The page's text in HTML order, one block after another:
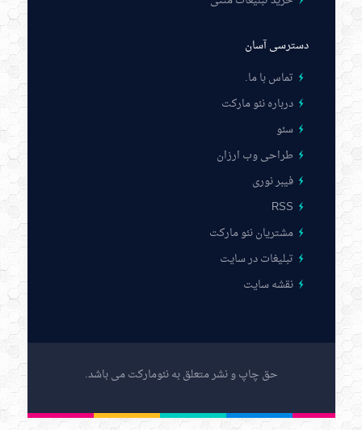
دسترسی آسان
تماس با ما.
درباره نئو مارکت
سئو
طراحی وب ارزان
فیبر نوری
RSS
مشتریان نئو مارکت
تبلیغات در سایت
نقشه سایت
حق چاپ و نشر متعلق به نئومارکت می باشد.